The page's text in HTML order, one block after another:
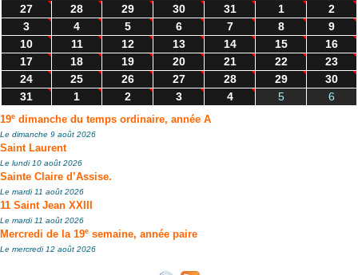
27 28 29 30 31 1
2
3
4 5 6 7 8
9
10
11 12 13 14 15
16
17
18 19 20 21 22
23
24
25 26 27 28 29
30
31
1 2 3 4 5 6
19e dimanche du temps ordinaire, année A
Le dimanche 9 août 2026
Saint Laurent
Le lundi 10 août 2026
Sainte Claire d’Assise.
Le mardi 11 août 2026
11 Saint Jean XXIII
Le mardi 11 août 2026
Mercredi de la 19e semaine, année paire
Le mercredi 12 août 2026